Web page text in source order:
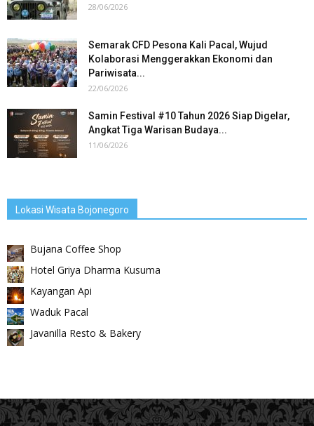
28/06/2026
Semarak CFD Pesona Kali Pacal, Wujud
Kolaborasi Menggerakkan Ekonomi dan
Pariwisata...
22/06/2026
Samin Festival #10 Tahun 2026 Siap Digelar,
Angkat Tiga Warisan Budaya...
11/06/2026
Lokasi Wisata Bojonegoro
Bujana Coffee Shop
Hotel Griya Dharma Kusuma
Kayangan Api
Waduk Pacal
Javanilla Resto & Bakery